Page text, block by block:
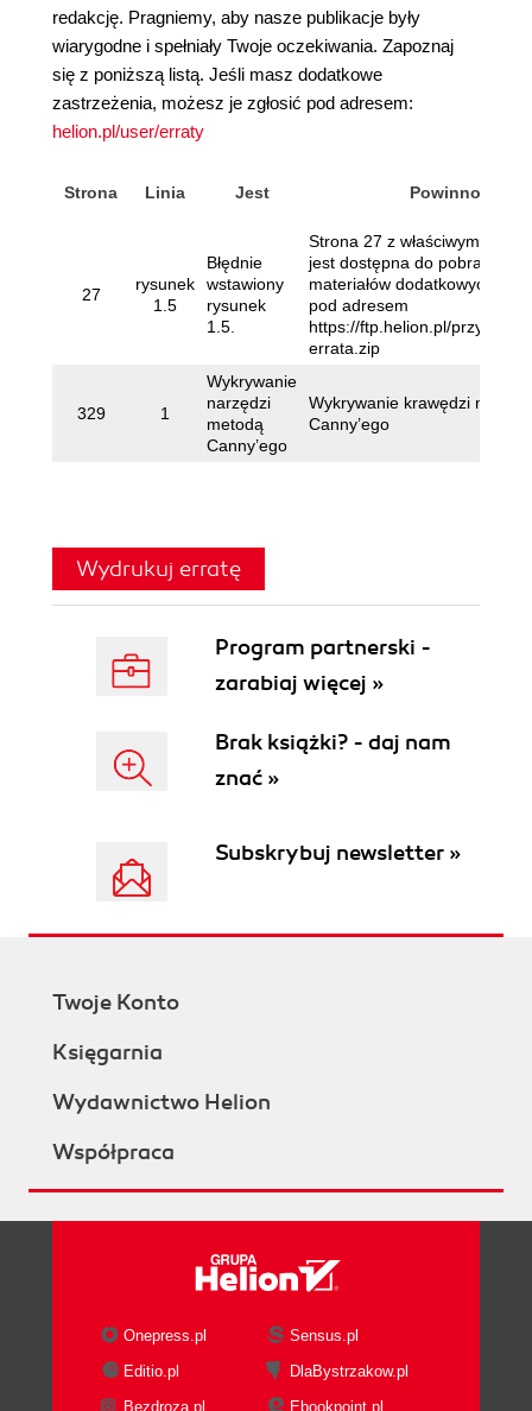
redakcję. Pragniemy, aby nasze publikacje były
wiarygodne i spełniały Twoje oczekiwania. Zapoznaj
się z poniższą listą. Jeśli masz dodatkowe
zastrzeżenia, możesz je zgłosić pod adresem:
helion.pl/user/erraty
Strona Linia Jest Powinno
27
rysunek
1.5
Błędnie
wstawiony
rysunek
1.5.
Strona 27 z właściwym
jest dostępna do pobrania
materiałów dodatkowych do
pod adresem
https://ftp.helion.pl/przyklady/
errata.zip
329 1
Wykrywanie
narzędzi
metodą
Canny’ego
Wykrywanie krawędzi metodą
Canny’ego
Wydrukuj erratę
Program partnerski -
zarabiaj więcej »
Brak książki? - daj nam
znać »
Subskrybuj newsletter »
Twoje Konto
Księgarnia
Wydawnictwo Helion
Współpraca
Onepress.pl
Sensus.pl
Editio.pl
DlaBystrzakow.pl
Bezdroza.pl
Ebookpoint.pl